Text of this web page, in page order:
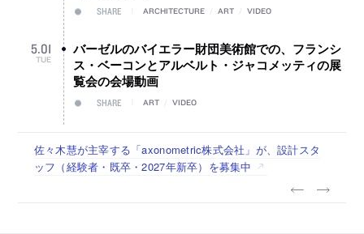
SHARE ARCHITECTURE ART VIDEO
5.01
TUE
バーゼルのバイエラー財団美術館での、フランシ
ス・ベーコンとアルベルト・ジャコメッティの展
覧会の会場動画
SHARE ART VIDEO
佐々木慧が主宰する「axonometric株式会社」が、設計スタ
ッフ（経験者・既卒・2027年新卒）を募集中
古民家を軸に全国で“価値循環の仕組み”を作り、リモートワ
ーク主体の働き方を実践する「株式会社つぎと」が、設計ス
リノベる株式会社が、設計パートナー (業務委託) を募集中
社会への影響力のある建築を手掛け、スタッフ同士で助け合
う環境づくりも行う「E.A.S.T.architects」が、設計スタッフ
代官山を拠点に活動する「梅澤竜也 / ALA INC.」が、設計ス
タッフ・アルバイト・事務職を募集中